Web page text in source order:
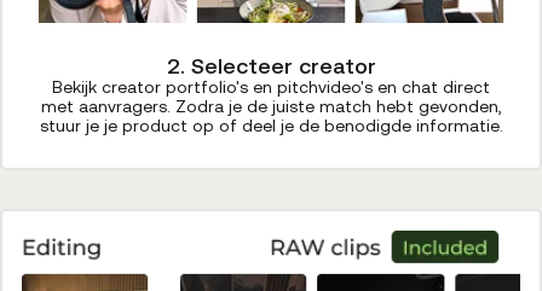
2. Selecteer creator
Bekijk creator portfolio's en pitchvideo's en chat direct
met aanvragers. Zodra je de juiste match hebt gevonden,
stuur je je product op of deel je de benodigde informatie.